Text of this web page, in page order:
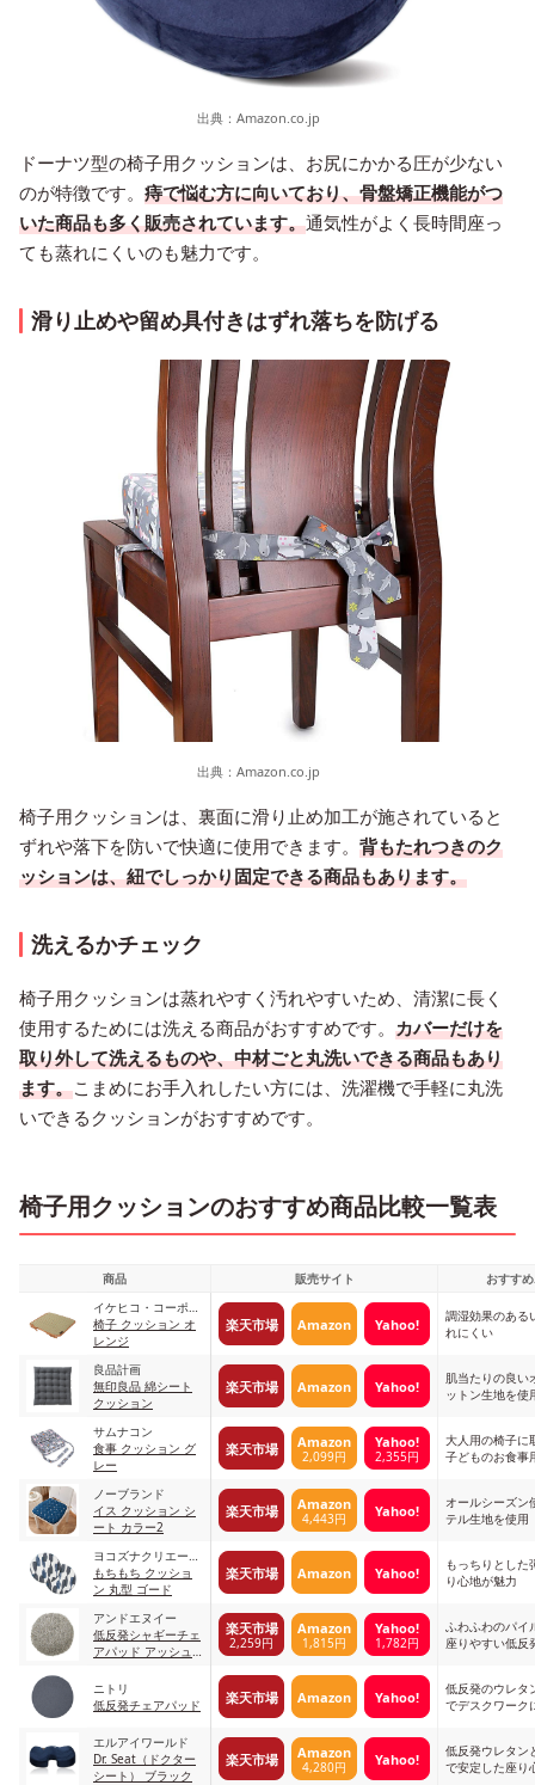
出典： Amazon.co.jp
ドーナツ型の椅子用クッションは、お尻にかかる圧が少ない
のが特徴です。 痔で悩む方に向いており、骨盤矯正機能がつ
いた商品も多く販売されています。通気性がよく長時間座っ
ても蒸れにくいのも魅力です。
滑り止めや留め具付きはずれ落ちを防げる
出典： Amazon.co.jp
椅子用クッションは、裏面に滑り止め加工が施されていると
ずれや落下を防いで快適に使用できます。 背もたれつきのク
ッションは、紐でしっかり固定できる商品もあります。
洗えるかチェック
椅子用クッションは蒸れやすく汚れやすいため、清潔に長く
使用するためには洗える商品がおすすめです。 カバーだけを
取り外して洗えるものや、中材ごと丸洗いできる商品もあり
ます。こまめにお手入れしたい方には、洗濯機で手軽に丸洗
いできるクッションがおすすめです。
椅子用クッションのおすすめ商品比較一覧表
商品 販売サイト
おすす
イケヒコ・コーポレ
ーション
椅子 クッション オ
レンジ
楽天市場 Amazon Yahoo!
調湿効果のある
れにくい
良品計画
無印良品 綿シート
クッション
楽天市場 Amazon Yahoo!
肌当たりの良い
ットン生地を使
サムナコン
食事 クッション グ
レー
楽天市場 Amazon
2,099円
Yahoo!
2,355円
大人用の椅子に
子どものお食事
ノーブランド
イス クッション シ
ート カラー2
楽天市場 Amazon
4,443円 Yahoo!
オールシーズン
テル生地を使用
ヨコズナクリエーシ
ョン
もちもち クッショ
ン 丸型 ゴード
楽天市場 Amazon Yahoo!
もっちりとした
り心地が魅力
アンドエヌイー
低反発シャギーチェ
アパッド アッシュ
楽天市場
2,259円
Amazon
1,815円
Yahoo!
1,782円
ふわふわのパイ
座りやすい低反
ニトリ
低反発チェアパッド
楽天市場 Amazon Yahoo!
低反発のウレタ
でデスクワーク
エルアイワールド
Dr. Seat（ドクター
シート） ブラック
楽天市場 Amazon
4,280円 Yahoo!
低反発ウレタン
で安定した座り